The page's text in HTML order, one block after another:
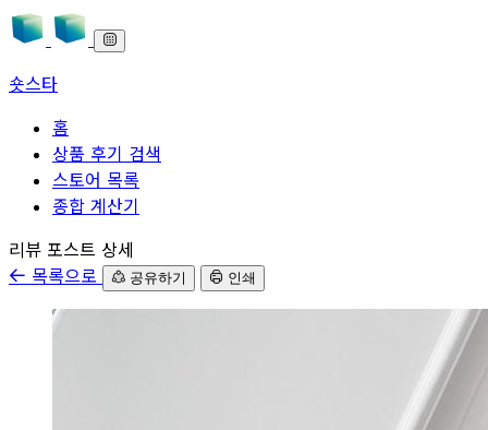
숏스타
홈
상품 후기 검색
스토어 목록
종합 계산기
본문으로 바로가기
리뷰 포스트 상세
목록으로
공유하기 인쇄